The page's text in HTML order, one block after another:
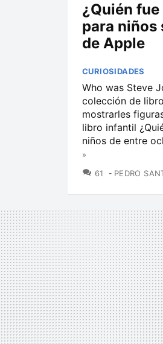
¿Quién
para niños
de Apple
CURIOSIDADES
Who was Steve
colección de
mostrarles
libro infantil
niños de entre
»
61
PEDRO